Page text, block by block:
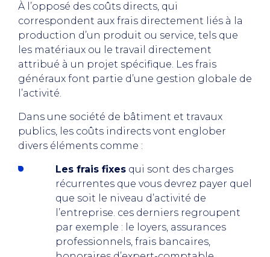
À l’opposé des coûts directs, qui
correspondent aux frais directement liés à la
production d’un produit ou service, tels que
les matériaux ou le travail directement
attribué à un projet spécifique. Les frais
généraux font partie d’une gestion globale de
l’activité.
Dans une société de bâtiment et travaux
publics, les coûts indirects vont englober
divers éléments comme :
Les frais fixes qui sont des charges
récurrentes que vous devrez payer quel
que soit le niveau d’activité de
l’entreprise. ces derniers regroupent
par exemple : le loyers, assurances
professionnels, frais bancaires,